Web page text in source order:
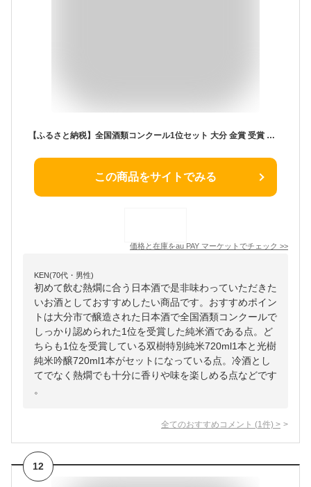
【ふるさと納税】全国酒類コンクール1位セット 大分 金賞 受賞 日本酒 純米酒 ヒノヒカリ 冷酒 常温 熱燗 箱入り H02029
この商品をサイトでみる
価格と在庫をau PAY マーケット でチェック >>
KEN(70代・男性)
初めて飲む熱燗に合う日本酒で是非味わっていただきた
いお酒としておすすめしたい商品です。おすすめポイン
トは大分市で醸造された日本酒で全国酒類コンクールで
しっかり認められた1位を受賞した純米酒である点。ど
ちらも1位を受賞している双樹特別純米720ml1本と光樹
純米吟醸720ml1本がセットになっている点。冷酒とし
てでなく熱燗でも十分に香りや味を楽しめる点などです
。
全てのおすすめコメント (1 件) >
12